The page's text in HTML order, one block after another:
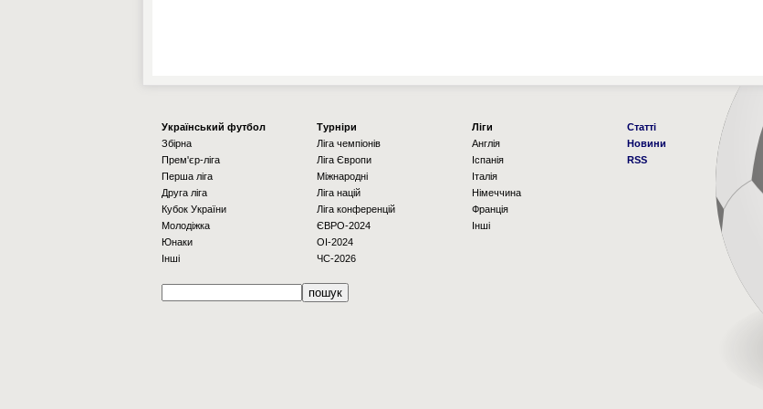
Українcький футбол
Збірна
Прем'єр-ліга
Перша ліга
Друга ліга
Кубок України
Молодіжка
Юнаки
Інші
Турніри
Ліга чемпіонів
Ліга Європи
Міжнародні
Ліга націй
Ліга конференцій
ЄВРО-2024
OI-2024
ЧС-2026
Ліги
Англія
Іспанія
Італія
Німеччина
Франція
Інші
Статті
Новини
RSS